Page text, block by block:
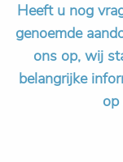
Heeft u nog
genoemde
ons op, wij
belangrijke
op